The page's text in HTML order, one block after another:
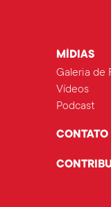
MÍDIAS
Galeria de
Vídeos
Podcast
CONTATO